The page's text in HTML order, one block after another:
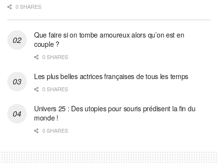
0 SHARES
Que faire si on tombe amoureux alors qu’on est en
couple ?
0 SHARES
Les plus belles actrices françaises de tous les temps
0 SHARES
Univers 25 : Des utopies pour souris prédisent la fin du
monde !
0 SHARES